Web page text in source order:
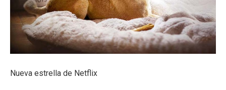
Nueva estrella de Netflix